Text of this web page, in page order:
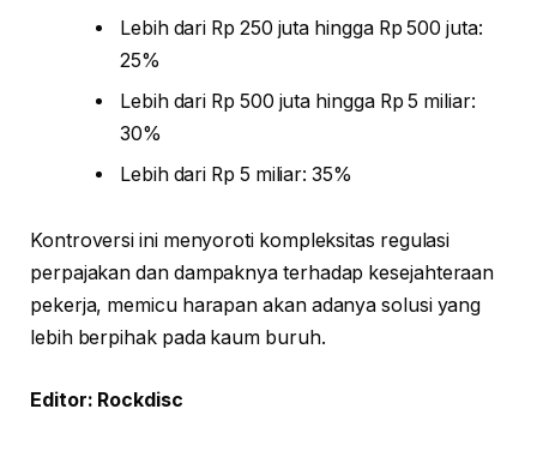
Lebih dari Rp 250 juta hingga Rp 500 juta:
25%
Lebih dari Rp 500 juta hingga Rp 5 miliar:
30%
Lebih dari Rp 5 miliar: 35%
Kontroversi ini menyoroti kompleksitas regulasi
perpajakan dan dampaknya terhadap kesejahteraan
pekerja, memicu harapan akan adanya solusi yang
lebih berpihak pada kaum buruh.
Editor: Rockdisc